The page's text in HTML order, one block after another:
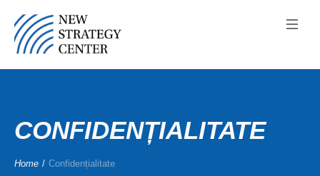
CONFIDENȚIALITATE
Home / Confidențialitate